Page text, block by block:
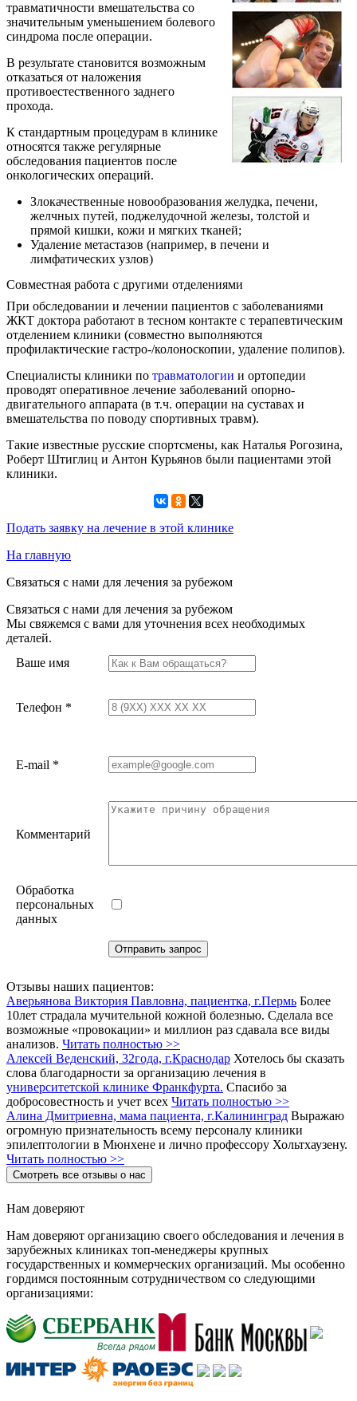
травматичности вмешательства со
значительным уменьшением болевого
синдрома после операции.
В результате становится возможным
отказаться от наложения
противоестественного заднего
прохода.
К стандартным процедурам в клинике
относятся также регулярные
обследования пациентов после
онкологических операций.
Злокачественные новообразования желудка, печени,
желчных путей, поджелудочной железы, толстой и
прямой кишки, кожи и мягких тканей;
Удаление метастазов (например, в печени и
лимфатических узлов)
Совместная работа с другими отделениями
При обследовании и лечении пациентов с заболеваниями
ЖКТ доктора работают в тесном контакте с терапевтическим
отделением клиники (совместно выполняются
профилактические гастро-/колоноскопии, удаление полипов).
Специалисты клиники по травматологии и ортопедии
проводят оперативное лечение заболеваний опорно-
двигательного аппарата (в т.ч. операции на суставах и
вмешательства по поводу спортивных травм).
Такие известные русские спортсмены, как Наталья Рогозина,
Роберт Штиглиц и Антон Курьянов были пациентами этой
клиники.
Подать заявку на лечение в этой клинике
На главную
Связаться с нами для лечения за рубежом
Связаться с нами для лечения за рубежом
Мы свяжемся с вами для уточнения всех необходимых
деталей.
Ваше имя
Телефон *
E-mail *
Комментарий
Обработка
персональных
данных
Отзывы наших пациентов:
Аверьянова Виктория Павловна, пациентка, г.Пермь Более
10лет страдала мучительной кожной болезнью. Сделала все
возможные «провокации» и миллион раз сдавала все виды
анализов. Читать полностью >>
Алексей Веденский, 32года, г.Краснодар Хотелось бы сказать
слова благодарности за организацию лечения в
университетской клинике Франкфурта. Спасибо за
добросовестность и учет всех Читать полностью >>
Алина Дмитриевна, мама пациента, г.Калининград Выражаю
огромную признательность всему персоналу клиники
эпилептологии в Мюнхене и лично профессору Хольтхаузену.
Читать полностью >>
Смотреть все отзывы о нас
Нам доверяют
Нам доверяют организацию своего обследования и лечения в
зарубежных клиниках топ-менеджеры крупных
государственных и коммерческих организаций. Мы особенно
гордимся постоянным сотрудничеством со следующими
организациями: